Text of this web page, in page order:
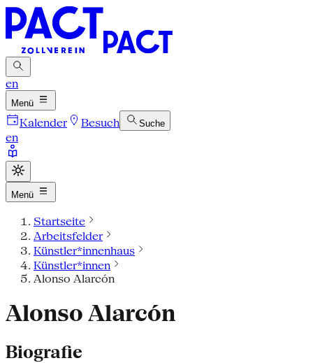
en
Menü
Kalender Besuch Suche
en
Menü
Startseite
Arbeitsfelder
Künstler*innenhaus
Künstler*innen
Alonso Alarcón
Alonso Alarcón
Biografie